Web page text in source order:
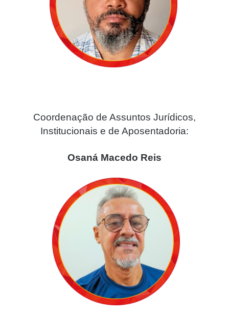
Coordenação de Assuntos Jurídicos,
Institucionais e de Aposentadoria:
Osaná Macedo Reis